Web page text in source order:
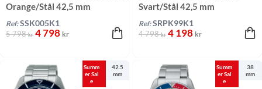
Orange/Stål 42,5 mm
Ref: SSK005K1
5 798kr 4 798 kr
Svart/Stål 42,5 mm
Ref: SRPK99K1
4 798kr 4 198 kr
Summ
er Sal
e
42.5
mm
Summ
er Sal
e
38
mm